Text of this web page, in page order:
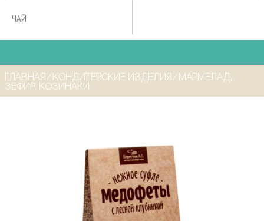
ЧАЙ
ГЛАВНАЯ ⁄ КОНДИТЕРСКИЕ ИЗДЕЛИЯ ⁄ МАРМЕЛАД,
ЗЕФИР, КОЗИНАКИ